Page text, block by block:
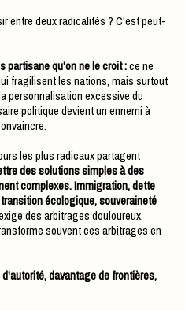
entre deux radicalités ? C'est peut-
partisane qu'on ne le croit :ce ne
fragilisent les nations, mais surtout
personnalisation excessive du
politique devient un ennemi à
les plus radicaux partagent
des solutions simples à des
complexes. Immigration, dette
écologique, souveraineté
des arbitrages douloureux.
souvent ces arbitrages en
davantage de frontières,